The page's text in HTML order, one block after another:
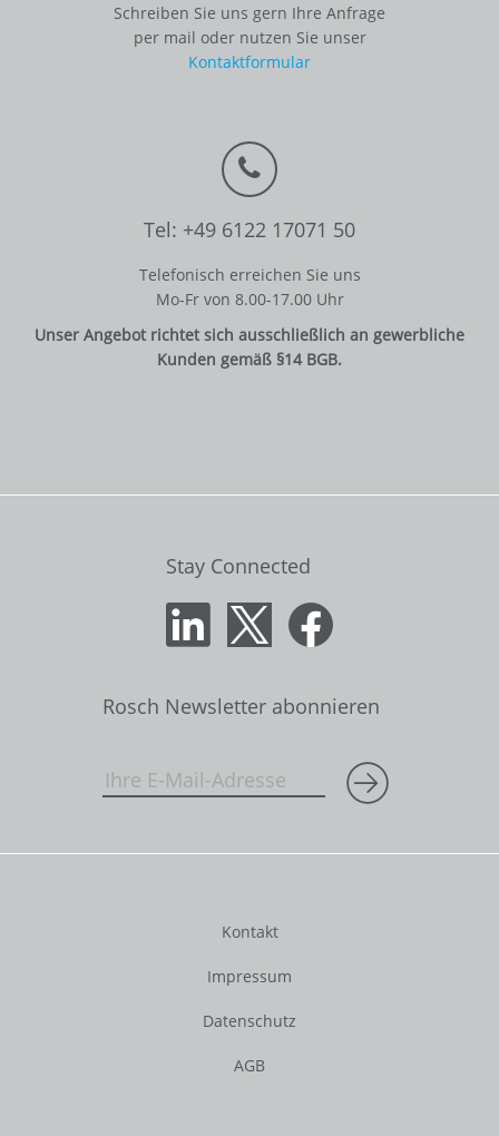
Schreiben Sie uns gern Ihre Anfrage
per mail oder nutzen Sie unser
Kontaktformular
Tel: +49 6122 17071 50
Telefonisch erreichen Sie uns
Mo-Fr von 8.00-17.00 Uhr
Unser Angebot richtet sich ausschließlich an gewerbliche
Kunden gemäß §14 BGB.
Stay Connected
Rosch Newsletter abonnieren
Kontakt
Impressum
Datenschutz
AGB